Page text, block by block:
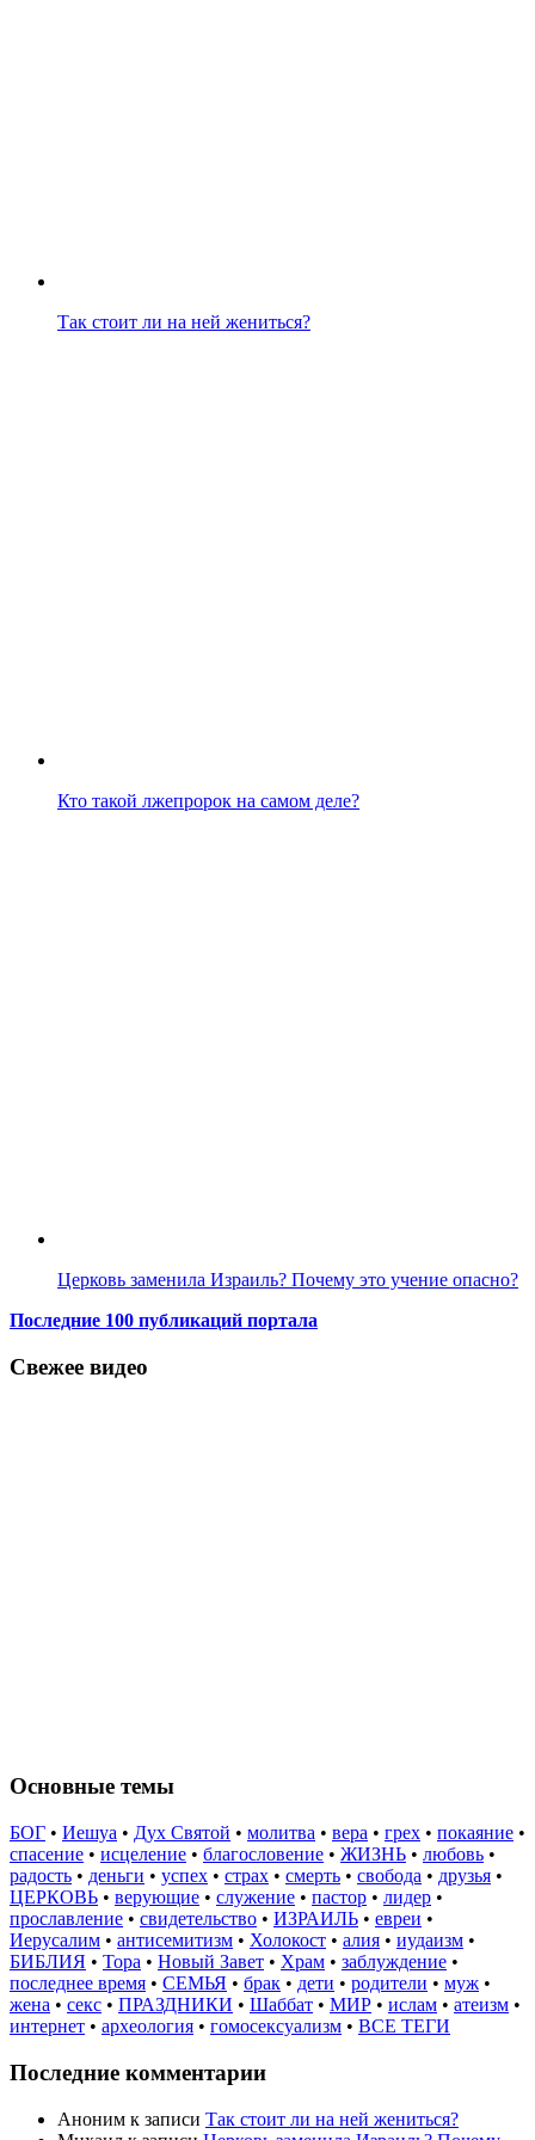
Так стоит ли на ней жениться?
Кто такой лжепророк на самом деле?
Церковь заменила Израиль? Почему это учение опасно?
Последние 100 публикаций портала
Свежее видео
Основные темы
БОГ • Иешуа • Дух Святой • молитва • вера • грех • покаяние •
спасение • исцеление • благословение • ЖИЗНЬ • любовь •
радость • деньги • успех • страх • смерть • свобода • друзья •
ЦЕРКОВЬ • верующие • служение • пастор • лидер •
прославление • свидетельство • ИЗРАИЛЬ • евреи •
Иерусалим • антисемитизм • Холокост • алия • иудаизм •
БИБЛИЯ • Тора • Новый Завет • Храм • заблуждение •
последнее время • СЕМЬЯ • брак • дети • родители • муж •
жена • секс • ПРАЗДНИКИ • Шаббат • МИР • ислам • атеизм •
интернет • археология • гомосексуализм • ВСЕ ТЕГИ
Последние комментарии
Аноним к записи Так стоит ли на ней жениться?